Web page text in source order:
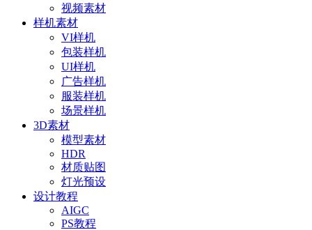
视频素材
样机素材
VI样机
包装样机
UI样机
广告样机
服装样机
场景样机
3D素材
模型素材
HDR
材质贴图
灯光预设
设计教程
AIGC
PS教程